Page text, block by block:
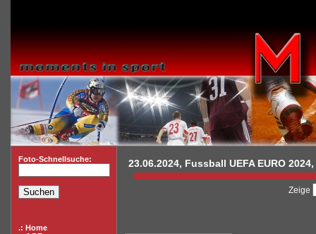
Foto-Schnellsuche:
.: Home
23.06.2024, Fussball UEFA EURO
Zeige